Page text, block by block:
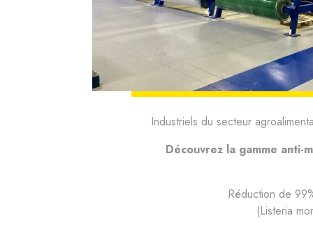
Industriels du secteur
Découvrez la gamme anti-
Réduction de
(Listeria